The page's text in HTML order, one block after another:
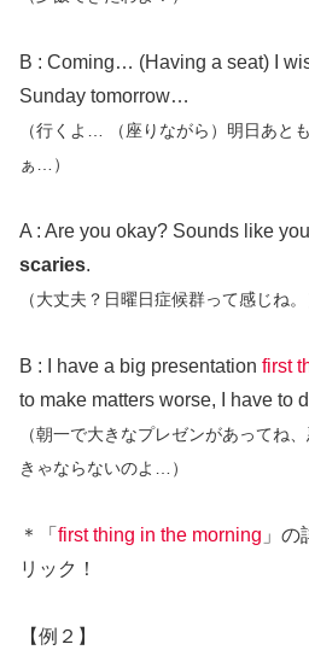
B : Coming… (Having a seat) I
Sunday tomorrow…
（行くよ… （座りながら）明日あと
ぁ…）
A : Are you okay? Sounds like
scaries.
（大丈夫？日曜日症候群って感じね。
B : I have a big presentation first
to make matters worse, I have to
（朝一で大きなプレゼンがあってね
きゃならないのよ…）
＊「 first thing in the morning 」
リック！
【例２】